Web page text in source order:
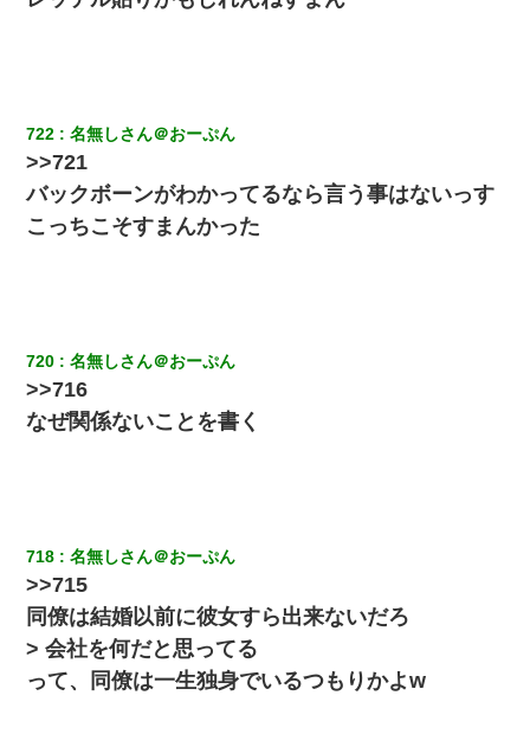
スマホを与えられて、中学卒業する頃にはすっかり女叩きに洗脳
された弟が、大学進学のために一人暮らししたいと言い出した。
アパートのドアに『ハンザイ者！この人はさいあくの人です』と
張り紙が！大家「面倒はごめんだよ」私「はあ」→警察に行き、
彼女(美人女医)にネックレスをプレゼント。「こんな安物を渡すく
らいなら、渡さないほうがマシだからね」→ ６０万したと話した
ら・・・
彼女との行為を録画した結果→衝撃の事実が判明したｗｗｗｗｗ
ｗ
彼女(37)の情欲がえげつない件ｗｗｗｗｗｗｗ
722 名無しさん＠おーぷん
>>721
バックボーンがわかってるなら言う事はないっす
こっちこそすまんかった
720 名無しさん＠おーぷん
>>716
なぜ関係ないことを書く
718 名無しさん＠おーぷん
>>715
同僚は結婚以前に彼女すら出来ないだろ
> 会社を何だと思ってる
って、同僚は一生独身でいるつもりかよw